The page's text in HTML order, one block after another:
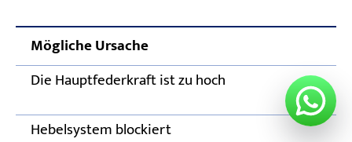
Mögliche Ursache
Die Hauptfederkraft ist zu hoch
Hebelsystem blockiert